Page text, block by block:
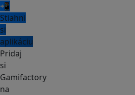
📲
Stiahni
si
aplikáciu
Pridaj
si
Gamifactory
na